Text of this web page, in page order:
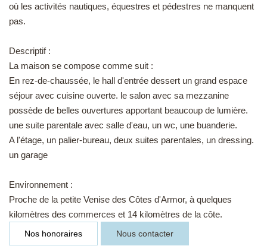
où les activités nautiques, équestres et pédestres ne manquent
pas.
Descriptif :
La maison se compose comme suit :
En rez-de-chaussée, le hall d'entrée dessert un grand espace
séjour avec cuisine ouverte. le salon avec sa mezzanine
possède de belles ouvertures apportant beaucoup de lumière.
une suite parentale avec salle d'eau, un wc, une buanderie.
A l'étage, un palier-bureau, deux suites parentales, un dressing.
un garage
Environnement :
Proche de la petite Venise des Côtes d'Armor, à quelques
kilomètres des commerces et 14 kilomètres de la côte.
Nos honoraires Nous contacter